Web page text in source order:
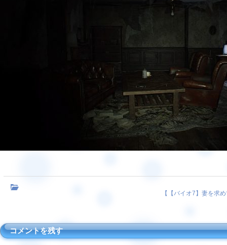
【 【バイオ7】妻を求
コメントを残す